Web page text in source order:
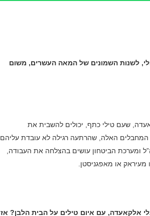
לשנות השמונים של המאה העשרים, משום
שעם טילי כתף, יכולים להשבית את
המחבלים האלה, שהרתעה רגילה לא עובדת עליהם,
ומערכת הביטחון עושים בהצלחה את העבודה,
מעיראק או מאפגניסטן
אלקאעדה, עם איום טילים על הבית הלבן? אז